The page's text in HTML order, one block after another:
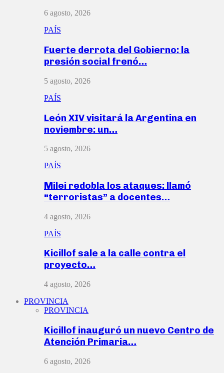
6 agosto, 2026
PAÍS
Fuerte derrota del Gobierno: la
presión social frenó…
5 agosto, 2026
PAÍS
León XIV visitará la Argentina en
noviembre: un…
5 agosto, 2026
PAÍS
Milei redobla los ataques: llamó
“terroristas” a docentes…
4 agosto, 2026
PAÍS
Kicillof sale a la calle contra el
proyecto…
4 agosto, 2026
PROVINCIA
PROVINCIA
Kicillof inauguró un nuevo Centro de
Atención Primaria…
6 agosto, 2026